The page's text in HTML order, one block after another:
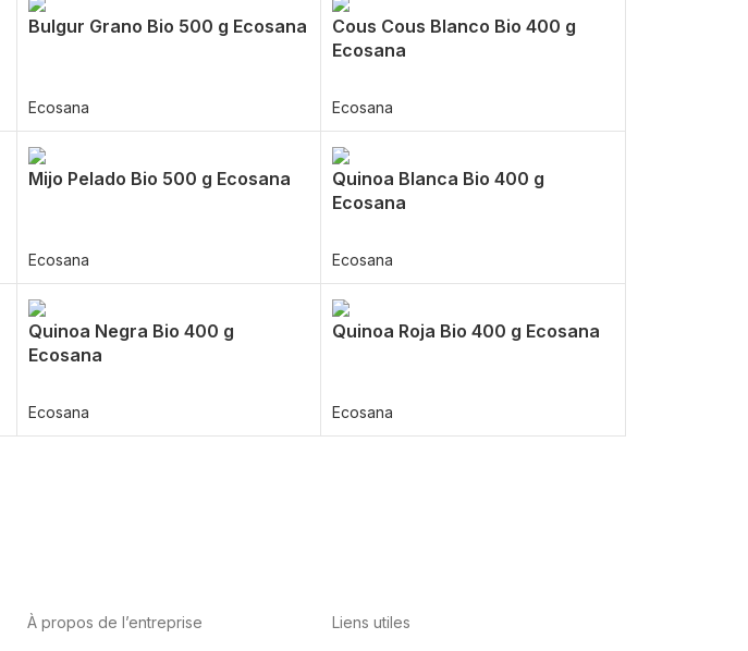
Bulgur Grano Bio 500 g Ecosana
Ecosana
Cous Cous Blanco Bio 400 g
Ecosana
Ecosana
Mijo Pelado Bio 500 g Ecosana
Ecosana
Quinoa Blanca Bio 400 g
Ecosana
Ecosana
Quinoa Negra Bio 400 g
Ecosana
Ecosana
Quinoa Roja Bio 400 g Ecosana
Ecosana
À propos de l’entreprise Liens utiles